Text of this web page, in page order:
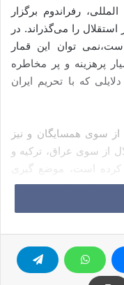
رفراندوم برگزار
را می‌گذراند. در
توان این قمار
پرهزینه و پر مخاطره
که با تحریم ایران
سوی همسایگان و نیز
از سوی عراق، ترکیه و
کرده است، موضع گیری
برای جامعه مدنی و
شدت گرفت، جامعه مدنی
مردم ایران را به گوش